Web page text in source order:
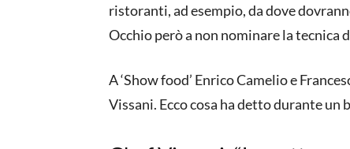
ristoranti, ad esempio, da dove
Occhio però a non nominare la tecnica
A ‘Show food’ Enrico Camelio e
Vissani. Ecco cosa ha detto durante